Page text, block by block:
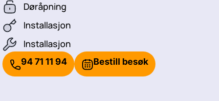
Døråpning
Installasjon
Installasjon
94 71 11 94 Bestill besøk